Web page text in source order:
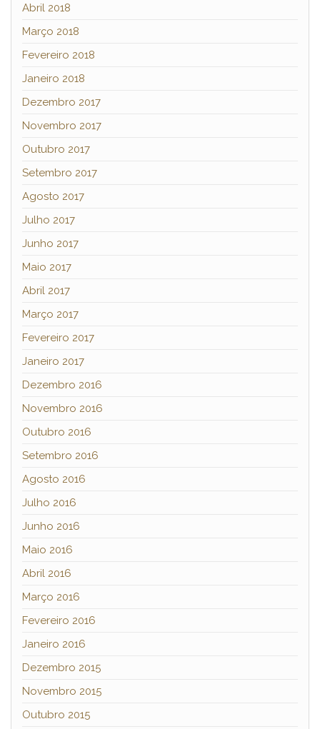
Abril 2018
Março 2018
Fevereiro 2018
Janeiro 2018
Dezembro 2017
Novembro 2017
Outubro 2017
Setembro 2017
Agosto 2017
Julho 2017
Junho 2017
Maio 2017
Abril 2017
Março 2017
Fevereiro 2017
Janeiro 2017
Dezembro 2016
Novembro 2016
Outubro 2016
Setembro 2016
Agosto 2016
Julho 2016
Junho 2016
Maio 2016
Abril 2016
Março 2016
Fevereiro 2016
Janeiro 2016
Dezembro 2015
Novembro 2015
Outubro 2015